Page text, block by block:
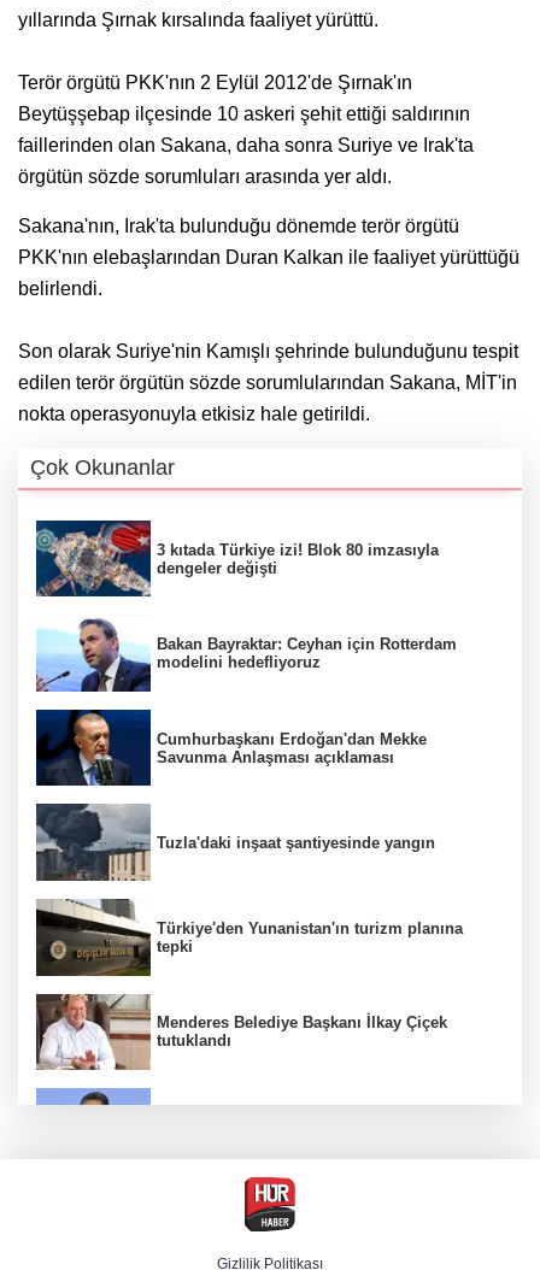
yıllarında Şırnak kırsalında faaliyet yürüttü.
Terör örgütü PKK'nın 2 Eylül 2012'de Şırnak'ın
Beytüşşebap ilçesinde 10 askeri şehit ettiği saldırının
faillerinden olan Sakana, daha sonra Suriye ve Irak'ta
örgütün sözde sorumluları arasında yer aldı.
Sakana'nın, Irak'ta bulunduğu dönemde terör örgütü
PKK'nın elebaşlarından Duran Kalkan ile faaliyet yürüttüğü
belirlendi.
Son olarak Suriye'nin Kamışlı şehrinde bulunduğunu tespit
edilen terör örgütün sözde sorumlularından Sakana, MİT'in
nokta operasyonuyla etkisiz hale getirildi.
Çok Okunanlar
3 kıtada Türkiye izi! Blok 80 imzasıyla
dengeler değişti
Bakan Bayraktar: Ceyhan için Rotterdam
modelini hedefliyoruz
Cumhurbaşkanı Erdoğan'dan Mekke
Savunma Anlaşması açıklaması
Tuzla'daki inşaat şantiyesinde yangın
Türkiye'den Yunanistan'ın turizm planına
tepki
Menderes Belediye Başkanı İlkay Çiçek
tutuklandı
Hür Ağbaba soruşturmasında MASAK para
hareketlerini inceledi
Gizlilik Politikası